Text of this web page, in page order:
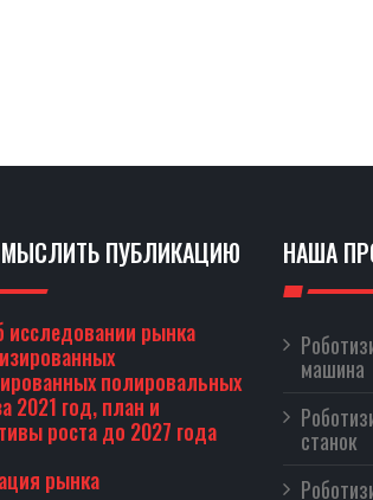
ПУБЛИКАЦИЮ
исследовании рынка
полировальных
2021 год, план и
роста до 2027 года
рынка
НАША
машина
станок